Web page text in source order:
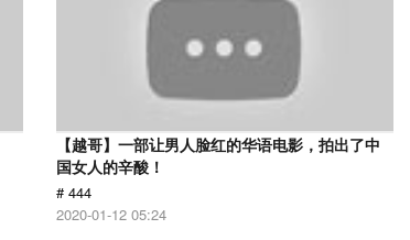
【越哥】一部让男人脸红的华语电影，拍出了中
国女人的辛酸！
# 444
2020-01-12 05:24